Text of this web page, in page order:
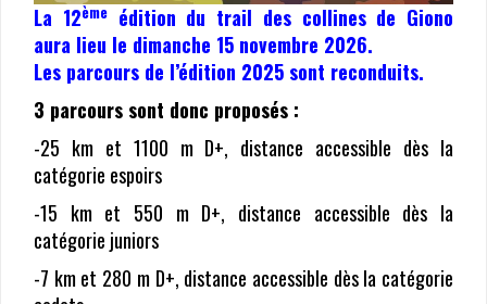
La 12èmeédition du trail des collines de Giono
aura lieu le dimanche 15 novembre 2026.
Les parcours de l’édition 2025 sont reconduits.
3 parcours sont donc proposés :
-25 km et 1100 m D+, distance accessible dès la
catégorie espoirs
-15 km et 550 m D+, distance accessible dès la
catégorie juniors
-7 km et 280 m D+, distance accessible dès la catégorie